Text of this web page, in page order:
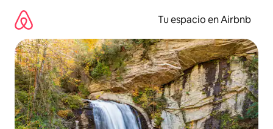
contenido
Tu espacio en Airbnb